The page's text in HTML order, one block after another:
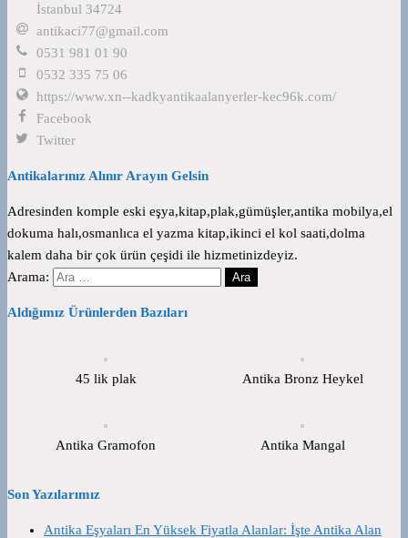
İstanbul 34724
antikaci77@gmail.com
0531 981 01 90
0532 335 75 06
https://www.xn--kadkyantikaalanyerler-kec96k.com/
Facebook
Twitter
Antikalarınız Alınır Arayın Gelsin
Adresinden komple eski eşya,kitap,plak,gümüşler,antika mobilya,el
dokuma halı,osmanlıca el yazma kitap,ikinci el kol saati,dolma
kalem daha bir çok ürün çeşidi ile hizmetinizdeyiz.
Arama:
Aldığımız Ürünlerden Bazıları
45 lik plak Antika Bronz Heykel
Antika Gramofon Antika Mangal
Son Yazılarımız
Antika Eşyaları En Yüksek Fiyatla Alanlar: İşte Antika Alan